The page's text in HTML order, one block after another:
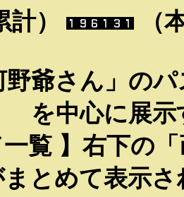
計） （
野爺さん」の
を中心に展
一覧 】右下の
まとめて表示